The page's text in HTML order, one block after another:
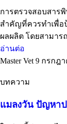
การตรวจสอบสาร
สำคัญที่ควรทำเพื่อ
ผลผลิต โดยสามาร
อ่านต่อ
Master Vet9 กรกฎา
บทความ
แมลงวัน ปัญหา